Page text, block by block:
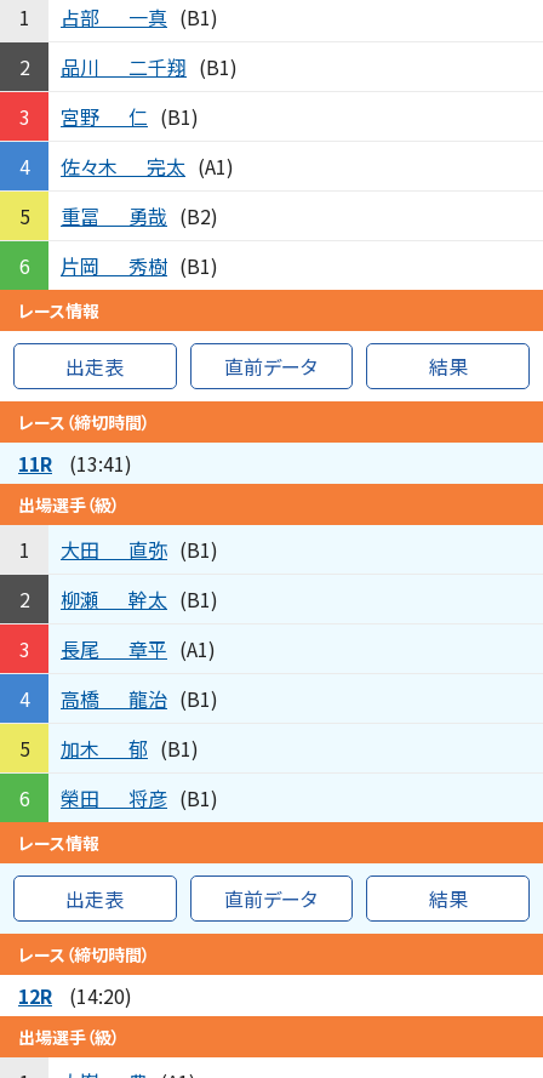
1 占部 一真 (B1)
2
品川 二千翔 (B1)
3
宮野 仁 (B1)
4
佐々木 完太 (A1)
5
重冨 勇哉 (B2)
6
片岡 秀樹 (B1)
レース情報
出走表 直前データ 結果
レース（締切時間）
11R (13:41)
出場選手（級）
1 大田 直弥 (B1)
2
柳瀬 幹太 (B1)
3
長尾 章平 (A1)
4
高橋 龍治 (B1)
5
加木 郁 (B1)
6
榮田 将彦 (B1)
レース情報
出走表 直前データ 結果
レース（締切時間）
12R (14:20)
出場選手（級）